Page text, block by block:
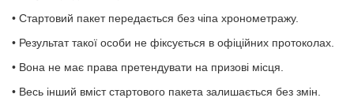
• Стартовий пакет передається без чіпа хронометражу.
• Результат такої особи не фіксується в офіційних протоколах.
• Вона не має права претендувати на призові місця.
• Весь інший вміст стартового пакета залишається без змін.